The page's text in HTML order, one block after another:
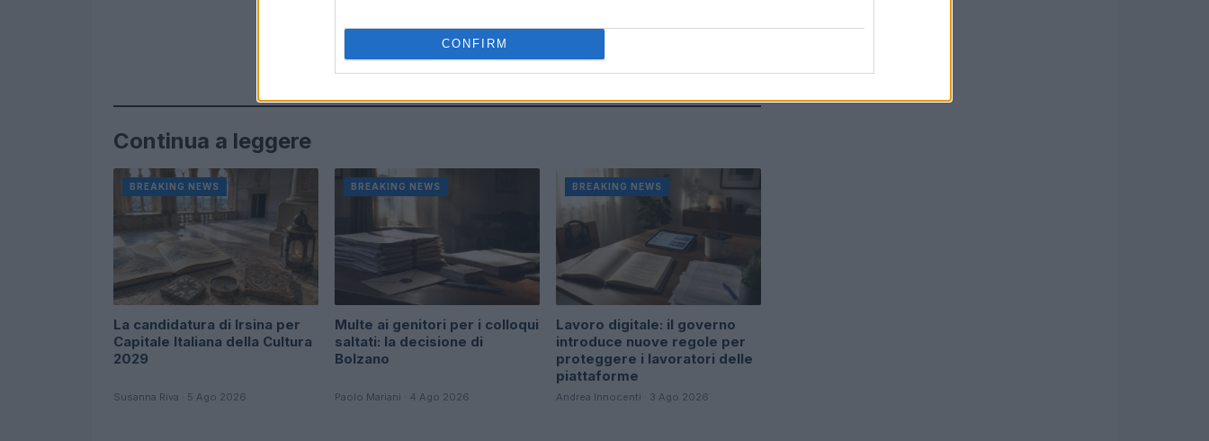
CONFIRM
Continua a leggere
BREAKING NEWS
La candidatura di Irsina per
Capitale Italiana della Cultura
2029
Susanna Riva · 5 Ago 2026
BREAKING NEWS
Multe ai genitori per i colloqui
saltati: la decisione di
Bolzano
Paolo Mariani · 4 Ago 2026
BREAKING NEWS
Lavoro digitale: il governo
introduce nuove regole per
proteggere i lavoratori delle
piattaforme
Andrea Innocenti · 3 Ago 2026